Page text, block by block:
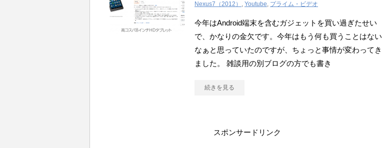
Nexus7（2012） , Youtube, プライム・ビデオ
今年はAndroid端末を含むガジェットを買い過ぎたせい
で、かなりの金欠です。今年はもう何も買うことはない
なぁと思っていたのですが、ちょっと事情が変わってき
ました。 雑談用の別ブログの方でも書き
続きを見る
スポンサードリンク